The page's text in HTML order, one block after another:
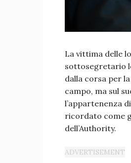
La vittima delle
sottosegretario
dalla corsa per
campo, ma sul
l’appartenenza
ricordato come
dell’Authority.